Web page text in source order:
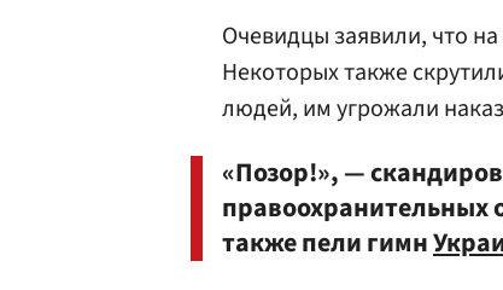
Очевидцы заявили, что
Некоторых также
людей, им угрожали
«Позор!», —
правоохранительных
также пели гимн